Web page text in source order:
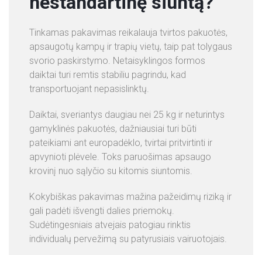
Tinkamas pakavimas reikalauja tvirtos pakuotės,
apsaugotų kampų ir trapių vietų, taip pat tolygaus
svorio paskirstymo. Netaisyklingos formos
daiktai turi remtis stabiliu pagrindu, kad
transportuojant nepasislinktų.
Daiktai, sveriantys daugiau nei 25 kg ir neturintys
gamyklinės pakuotės, dažniausiai turi būti
pateikiami ant europadėklo, tvirtai pritvirtinti ir
apvynioti plėvele. Toks paruošimas apsaugo
krovinį nuo sąlyčio su kitomis siuntomis.
Kokybiškas pakavimas mažina pažeidimų riziką ir
gali padėti išvengti dalies priemokų.
Sudėtingesniais atvejais patogiau rinktis
individualų pervežimą su patyrusiais vairuotojais.